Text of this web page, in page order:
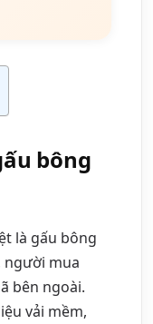
bông
là gấu bông
người mua
bên ngoài.
vải mềm,